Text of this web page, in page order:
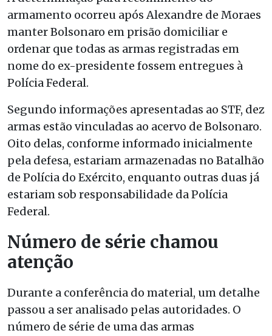
armamento ocorreu após Alexandre de Moraes
manter Bolsonaro em prisão domiciliar e
ordenar que todas as armas registradas em
nome do ex-presidente fossem entregues à
Polícia Federal.
Segundo informações apresentadas ao STF, dez
armas estão vinculadas ao acervo de Bolsonaro.
Oito delas, conforme informado inicialmente
pela defesa, estariam armazenadas no Batalhão
de Polícia do Exército, enquanto outras duas já
estariam sob responsabilidade da Polícia
Federal.
Número de série chamou
atenção
Durante a conferência do material, um detalhe
passou a ser analisado pelas autoridades. O
número de série de uma das armas